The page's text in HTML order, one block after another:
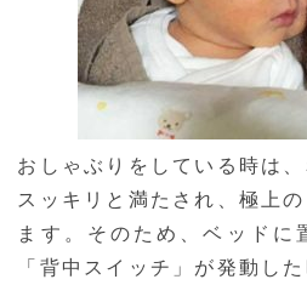
おしゃぶりをしている時は
スッキリと満たされ、極上
ます。そのため、ベッドに
「背中スイッチ」が発動し